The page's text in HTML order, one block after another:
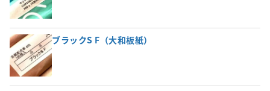
ブラックS F（大和板紙）